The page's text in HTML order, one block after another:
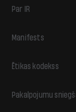
Par IR
Manifests
Ētikas kodekss
Pakalpojumu